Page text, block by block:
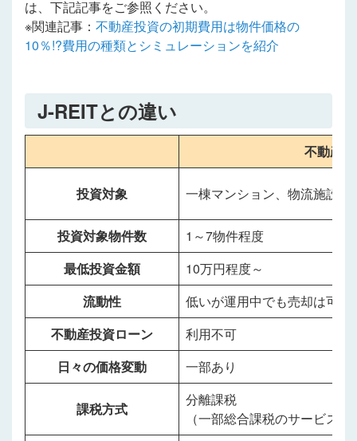
は、下記記事をご参照ください。
※関連記事： 不動産投資の初期費用は物件価格の
10％!?費用の種類とシミュレーションを紹介
J-REITとの違い
不動産
投資対象 一棟マンション、物流施設な
投資対象物件数
1～7物件程度
最低投資金額
10万円程度～
流動性
低いが運用中でも売却は可能
不動産投資ローン
利用不可
日々の価格変動
一部あり
課税方式
分離課税
（一部総合課税のサービスも